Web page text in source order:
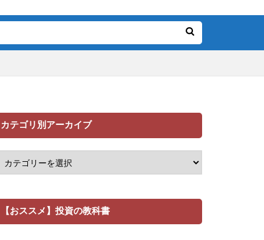
カテゴリ別アーカイブ
【おススメ】投資の教科書